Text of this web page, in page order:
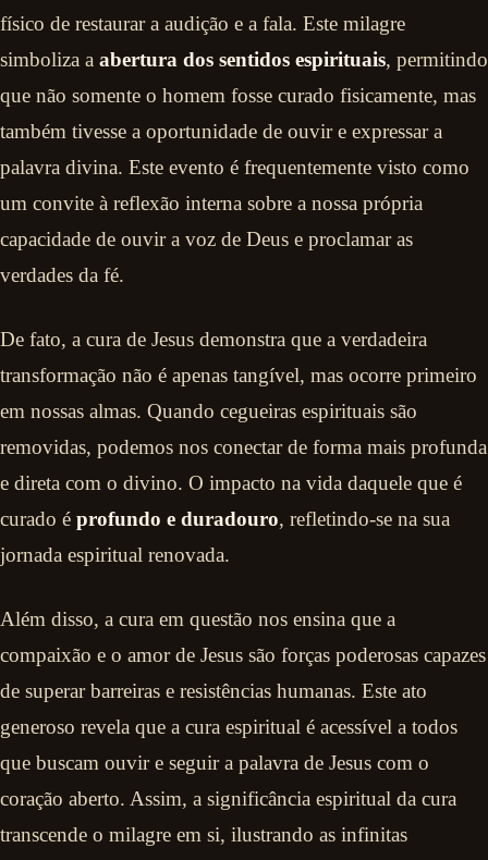
físico de restaurar a audição e a fala. Este milagre
simboliza a abertura dos sentidos espirituais, permitindo
que não somente o homem fosse curado fisicamente, mas
também tivesse a oportunidade de ouvir e expressar a
palavra divina. Este evento é frequentemente visto como
um convite à reflexão interna sobre a nossa própria
capacidade de ouvir a voz de Deus e proclamar as
verdades da fé.
De fato, a cura de Jesus demonstra que a verdadeira
transformação não é apenas tangível, mas ocorre primeiro
em nossas almas. Quando cegueiras espirituais são
removidas, podemos nos conectar de forma mais profunda
e direta com o divino. O impacto na vida daquele que é
curado é profundo e duradouro, refletindo-se na sua
jornada espiritual renovada.
Além disso, a cura em questão nos ensina que a
compaixão e o amor de Jesus são forças poderosas capazes
de superar barreiras e resistências humanas. Este ato
generoso revela que a cura espiritual é acessível a todos
que buscam ouvir e seguir a palavra de Jesus com o
coração aberto. Assim, a significância espiritual da cura
transcende o milagre em si, ilustrando as infinitas